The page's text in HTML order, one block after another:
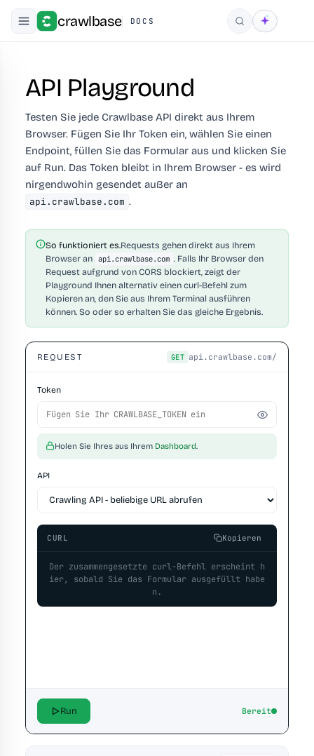
crawlbase DOCS Suchen
API Playground
Testen Sie jede Crawlbase API direkt aus Ihrem
Browser. Fügen Sie Ihr Token ein, wählen Sie einen
Endpoint, füllen Sie das Formular aus und klicken Sie
auf Run. Das Token bleibt in Ihrem Browser - es wird
nirgendwohin gesendet außer an
api.crawlbase.com .
So funktioniert es.Requests gehen direkt aus Ihrem
Browser an api.crawlbase.com . Falls Ihr Browser den
Request aufgrund von CORS blockiert, zeigt der
Playground Ihnen alternativ einen curl-Befehl zum
Kopieren an, den Sie aus Ihrem Terminal ausführen
können. So oder so erhalten Sie das gleiche Ergebnis.
REQUEST GET api.crawlbase.com/
Token
Holen Sie Ihres aus Ihrem Dashboard.
API
CURL Kopieren
Der zusammengesetzte curl-Befehl erscheint h
ier, sobald Sie das Formular ausgefüllt habe
n.
Run Bereit